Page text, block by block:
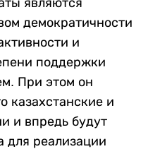
демократичности
и
поддержки
При этом он
казахстанские и
и впредь будут
для реализации